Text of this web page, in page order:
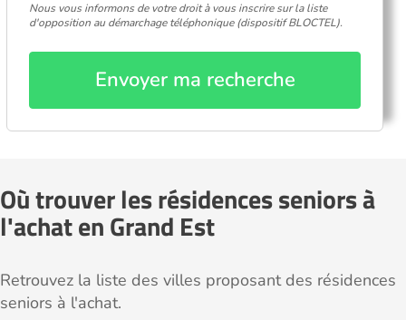
Nous vous informons de votre droit à vous inscrire sur la liste
d'opposition au démarchage téléphonique (dispositif BLOCTEL).
Envoyer ma recherche
Où trouver les résidences seniors à
l'achat en Grand Est
Retrouvez la liste des villes proposant des résidences
seniors à l'achat.